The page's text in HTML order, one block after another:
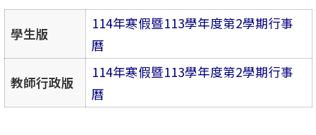
學生版
114年寒假暨113學年度第2學期行事
曆
教師行政版
114年寒假暨113學年度第2學期行事
曆